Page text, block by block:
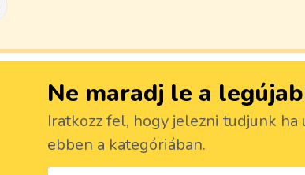
Ne maradj le a
Iratkozz fel, hogy jelezni tudjunk
ebben a kategóriában.